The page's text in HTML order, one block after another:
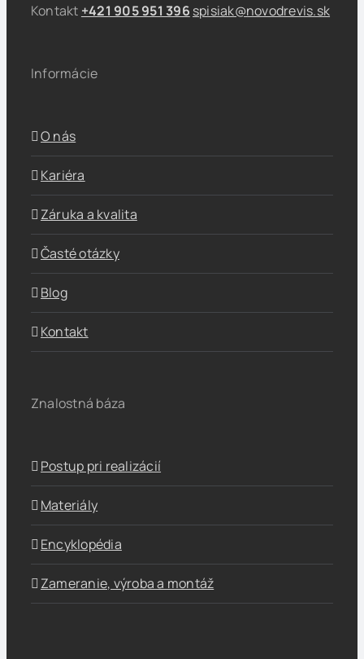
Kontakt +421 905 951 396 spisiak@novodrevis.sk
Informácie
O nás
Kariéra
Záruka a kvalita
Časté otázky
Blog
Kontakt
Znalostná báza
Postup pri realizácií
Materiály
Encyklopédia
Zameranie, výroba a montáž